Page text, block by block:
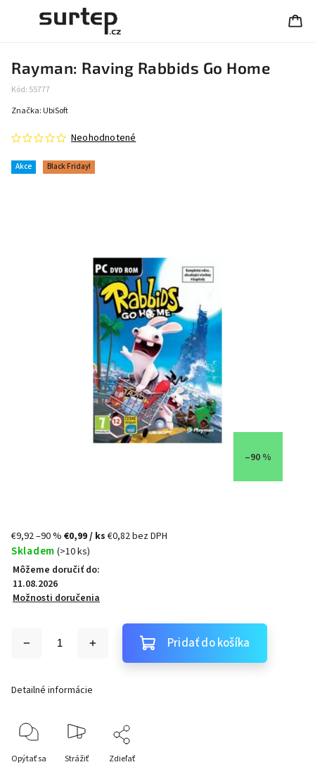
Rayman: Raving Rabbids Go Home
Kód: 55777
Akce Black Friday!
Neohodnotené
Značka: UbiSoft
–90 %
€9,92–90 % €0,99/ ks €0,82 bez DPH
Skladem (>10 ks)
Môžeme doručiť do:
11.08.2026
Možnosti doručenia
Pridať do košíka
Detailné informácie
Opýtať sa Strážiť Zdieľať